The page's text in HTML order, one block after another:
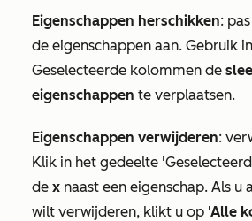
Eigenschappen herschikken:
de eigenschappen aan. Gebruik
Geselecteerde kolommen de
eigenschappen te verplaatsen.
Eigenschappen verwijderen:
Klik in het gedeelte
de x naast een eigenschap. Als u
wilt verwijderen, klikt u op 'Alle